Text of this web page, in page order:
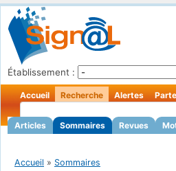
Établissement :
Accueil Recherche
Articles Sommaires Revues
Alertes
Accueil » Sommaires